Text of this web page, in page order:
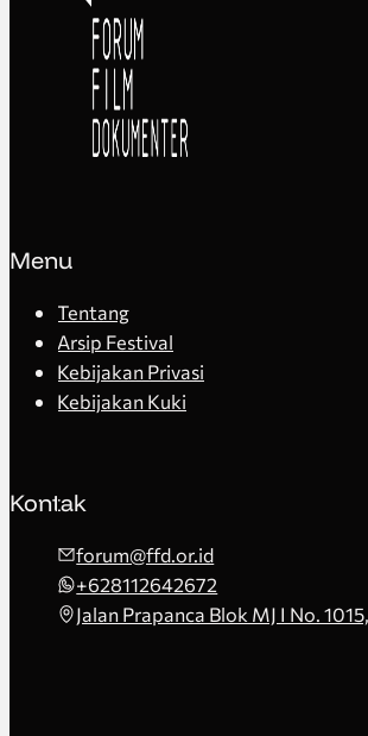
Menu
Tentang
Arsip Festival
Kebijakan Privasi
Kebijakan Kuki
Kontak
forum@ffd.or.id
+628112642672
Jalan Prapanca Blok MJ I No.